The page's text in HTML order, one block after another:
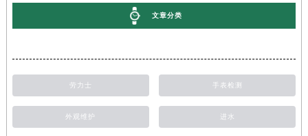
文章分类
劳力士 手表检测
外观维护 进水